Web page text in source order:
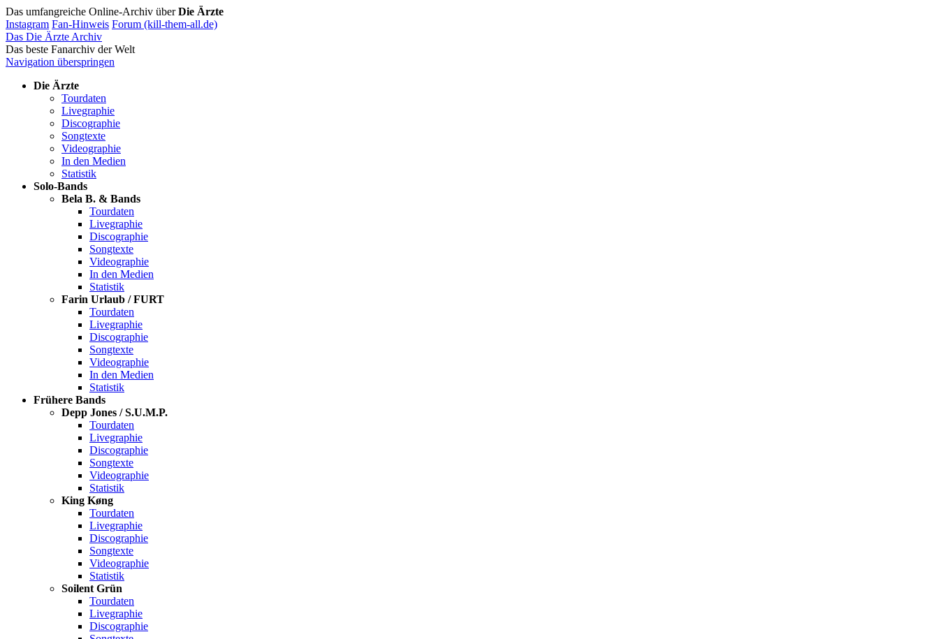
Das umfangreiche Online-Archiv überDie Ärzte
Instagram Fan-Hinweis Forum (kill-them-all.de)
Das Die Ärzte Archiv
Das beste Fanarchiv der Welt
Navigation überspringen
Die Ärzte
Tourdaten
Livegraphie
Discographie
Songtexte
Videographie
In den Medien
Statistik
Solo-Bands
Bela B. & Bands
Tourdaten
Livegraphie
Discographie
Songtexte
Videographie
In den Medien
Statistik
Farin Urlaub / FURT
Tourdaten
Livegraphie
Discographie
Songtexte
Videographie
In den Medien
Statistik
Frühere Bands
Depp Jones / S.U.M.P.
Tourdaten
Livegraphie
Discographie
Songtexte
Videographie
Statistik
King Køng
Tourdaten
Livegraphie
Discographie
Songtexte
Videographie
Statistik
Soilent Grün
Tourdaten
Livegraphie
Discographie